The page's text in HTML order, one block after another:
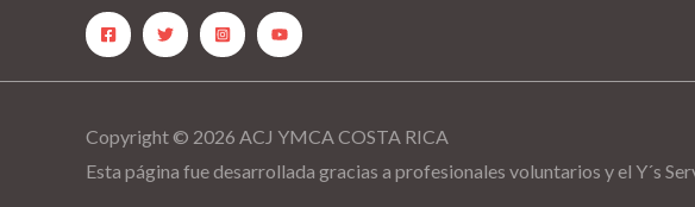
Copyright © 2026 ACJ YMCA COSTA RICA
Esta página fue desarrollada gracias a profesionales voluntarios y el Y´s